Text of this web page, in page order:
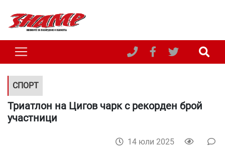
СПОРТ
Триатлон на Цигов чарк с рекорден брой
участници
14 юли 2025